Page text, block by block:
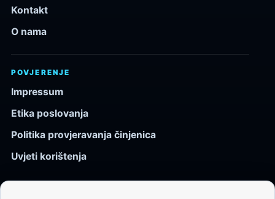
Kontakt
O nama
POVJERENJE
Impressum
Etika poslovanja
Politika provjeravanja činjenica
Uvjeti korištenja